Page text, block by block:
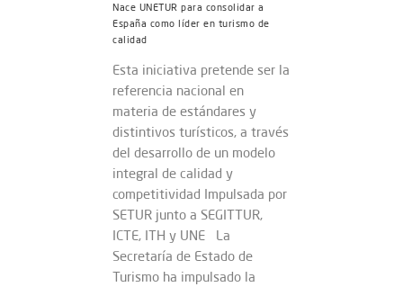
Nace UNETUR para consolidar a
España como líder en turismo de
calidad
Esta iniciativa pretende ser la
referencia nacional en
materia de estándares y
distintivos turísticos, a través
del desarrollo de un modelo
integral de calidad y
competitividad Impulsada por
SETUR junto a SEGITTUR,
ICTE, ITH y UNE La
Secretaría de Estado de
Turismo ha impulsado la